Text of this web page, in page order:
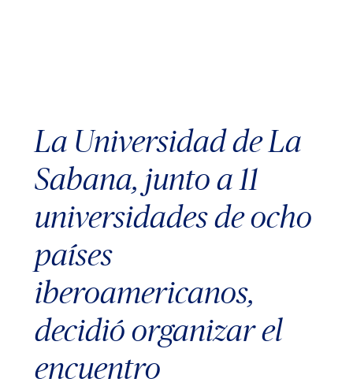
La Universidad de La
Sabana, junto a 11
universidades de ocho
países
iberoamericanos,
decidió organizar el
encuentro